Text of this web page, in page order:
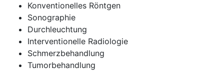
Konventionelles Röntgen
Sonographie
Durchleuchtung
Interventionelle Radiologie
Schmerzbehandlung
Tumorbehandlung